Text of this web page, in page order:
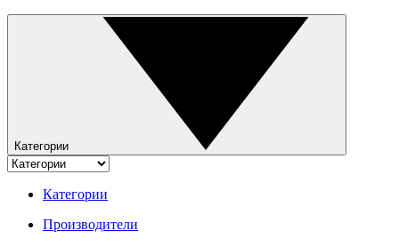
Категории
Категории
Производители